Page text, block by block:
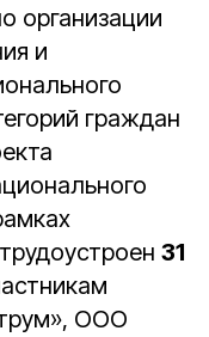
организации
и
граждан
31
ООО